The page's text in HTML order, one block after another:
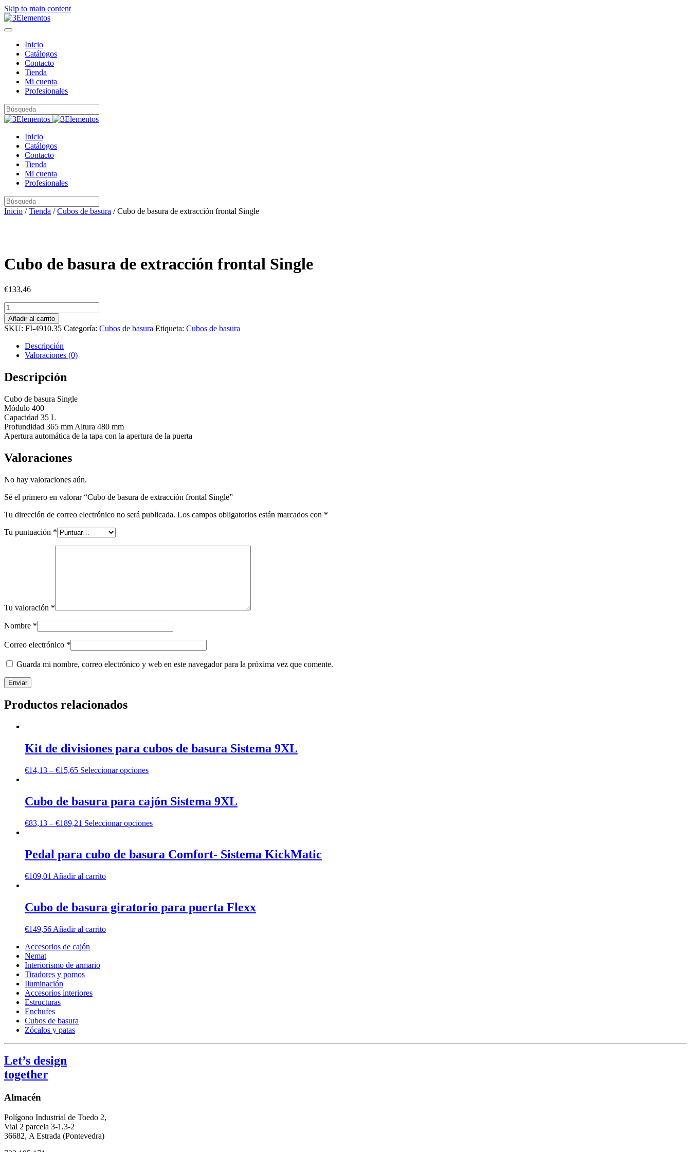
Skip to main content
Inicio
Catálogos
Contacto
Tienda
Mi cuenta
Profesionales
Inicio
Catálogos
Contacto
Tienda
Mi cuenta
Profesionales
Inicio /Tienda /Cubos de basura / Cubo de basura de extracción frontal Single
Cubo de basura de extracción frontal Single
€133,46
Cubo
de
basura
de
extracción
frontal
cantidad
Añadir al carrito
SKU: FI-4910.35 Categoría: Cubos de basura Etiqueta: Cubos de basura
Descripción
Valoraciones (0)
Descripción
Cubo de basura Single
Módulo 400
Capacidad 35 L
Profundidad 365 mm Altura 480 mm
Apertura automática de la tapa con la apertura de la puerta
Valoraciones
No hay valoraciones aún.
Sé el primero en valorar “Cubo de basura de extracción frontal Single”
Tu dirección de correo electrónico no será publicada. Los campos obligatorios están marcados con *
Tu puntuación *
Tu valoración *
Nombre *
Correo electrónico *
Guarda mi nombre, correo electrónico y web en este navegador para la próxima vez que comente.
Productos relacionados
Kit de divisiones para cubos de basura Sistema 9XL
€14,13 – €15,65 Seleccionar opciones
Cubo de basura para cajón Sistema 9XL
€83,13 – €189,21 Seleccionar opciones
Pedal para cubo de basura Comfort- Sistema KickMatic
€109,01 Añadir al carrito
Cubo de basura giratorio para puerta Flexx
€149,56 Añadir al carrito
Accesorios de cajón
Nemat
Interiorismo de armario
Tiradores y pomos
Iluminación
Accesorios interiores
Estructuras
Enchufes
Cubos de basura
Zócalos y patas
Let’s design
together
Almacén
Polígono Industrial de Toedo 2,
Vial 2 parcela 3-1,3-2
36682, A Estrada (Pontevedra)